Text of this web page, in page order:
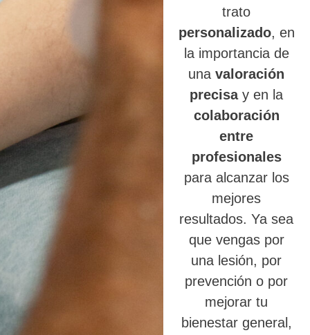
trato
personalizado, en
la importancia de
unavaloración
precisay en la
colaboración
entre
profesionales
para alcanzar los
mejores
resultados. Ya sea
que vengas por
una lesión, por
prevención o por
mejorar tu
bienestar general,